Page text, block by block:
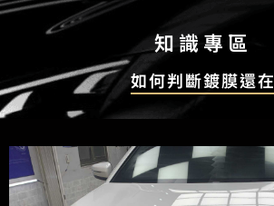
知識專區
如何判斷鍍膜還在